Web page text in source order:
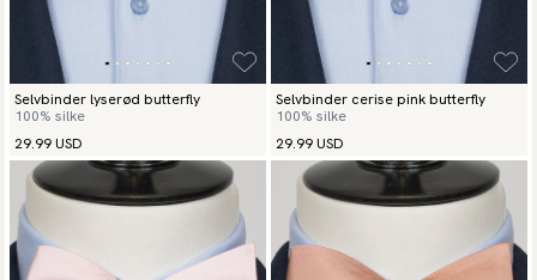
Selvbinder lyserød butterfly
100% silke
29.99 USD
Selvbinder cerise pink butterfly
100% silke
29.99 USD